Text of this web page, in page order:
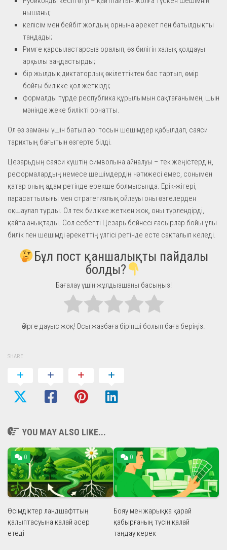
нышаны;
келісім мен бейбіт жолдың орнына әрекет пен батылдықты
таңдады;
Римге қарсыластарсыз оралып, өз билігін халық қолдауы
арқылы заңдастырды;
бір жылдық диктаторлық өкілеттіктен бас тартып, өмір
бойғы билікке қол жеткізді;
формалды түрде республика құрылымын сақтағанымен, шын
мәнінде жеке билікті орнатты.
Ол өз заманы үшін батыл әрі тосын шешімдер қабылдап, саяси
тарихтың бағытын өзгерте білді.
Цезарьдың саяси күштің символына айналуы – тек жеңістердің,
реформалардың немесе шешімдердің нәтижесі емес, сонымен
қатар оның адам ретінде ерекше болмысында. Ерік-жігері,
парасаттылығы мен стратегиялық ойлауы оны өзгелерден
оқшаулап тұрды. Ол тек билікке жеткен жоқ, оны түрлендірді,
қайта анықтады. Сол себепті Цезарь бейнесі ғасырлар бойы ұлы
билік пен шешімді әрекеттің үлгісі ретінде есте сақталып келеді.
Бұл пост қаншалықты пайдалы
болды?
Бағалау үшін жұлдызшаны басыңыз!
Әзірге дауыс жоқ! Осы жазбаға бірінші болып баға беріңіз.
SHARE
YOU MAY ALSO LIKE...
0
Өсімдіктер ландшафттың
қалыптасуына қалай әсер
етеді
0
Бояу мен жарыққа қарай
қабырғаның түсін қалай
таңдау керек